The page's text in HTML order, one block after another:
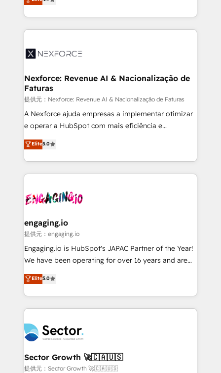
technical know-how and strategic guidance you
need to succeed.
Brazil, and LATAM, we combine global expertise with
regional experience. Today, we are Brazil’s largest
HubSpot Elite Partner—trusted by companies across
Implementation & Migration Onboarding across all
Station, Freshdesk, Intercom, and more. Custom
objects, automations, and integrations built for
growth. 🚀 AI-Driven GTM Orchestration Unify
HubSpot with LinkedIn, WhatsApp, email, paid
media, and AI voice to drive pipeline. 🤖 AI Custom
prospecting, follow-ups, service triage, and
knowledge retrieval—built in HubSpot. ⚡ Fast-Track
advanced optimization & adoption 📍 São Paulo, BR
• Des Moines, IA • New York, NY
Nexforce: Revenue AI & Nacionalização de
Faturas
提供元：Nexforce: Revenue AI & Nacionalização de Faturas
A Nexforce ajuda empresas a implementar otimizar
e operar a HubSpot com mais eficiência e
previsibilidade de receita. Combinamos Revenue
Operations (RevOps) e Inteligência Artificial para
estruturar processos integrar sistemas organizar
dados e automatizar operações. O objetivo é
operacional de receita conectando equipes
Também somos distribuidores oficiais da HubSpot
e de mais de 150 softwares globais permitindo
contratar e pagar a HubSpot em reais com nota
fiscal no Brasil e gerar economia de até 50% na
Oferecemos ainda agentes de IA especializados em
HubSpot que automatizam tarefas executam rotinas
empresas em 13 países utilizam a Nexforce. Somos
a maior parceira da HubSpot na América Latina e
líder no ranking global de sucesso do cliente da
HubSpot.
Elite5.0
engaging.io
提供元：engaging.io
Engaging.io is HubSpot's JAPAC Partner of the Year!
We have been operating for over 16 years and are
one of HubSpot's most experienced and technically
capable Agency Partners globally. We specialise in
complex CRM migrations, implementations,
integrations, custom CMS portal development,
businesses. Our teams are based in North America
and APAC. We are HubSpot's top-ranked Advanced
Implementation Certified Partner and we contribute
to their advisory council. We strive to do 'good work
Elite5.0
Sector Growth 🚀🇨🇦🇺🇸
提供元：Sector Growth 🚀🇨🇦🇺🇸